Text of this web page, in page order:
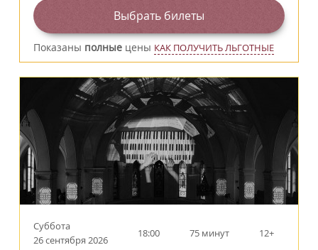
Выбрать билеты
Показаны полные цены КАК ПОЛУЧИТЬ ЛЬГОТНЫЕ
Суббота
26 сентября 2026
18:00 75 минут 12+